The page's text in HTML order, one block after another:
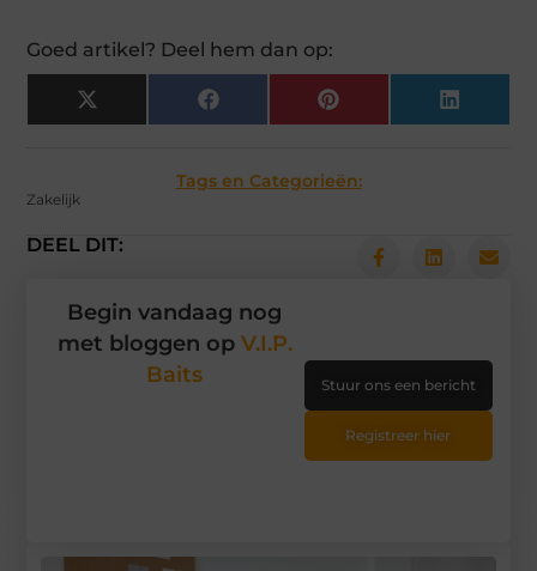
Goed artikel? Deel hem dan op:
X
(Twitter)
Facebook Pinterest LinkedIn
Tags en Categorieën:
Zakelijk
DEEL DIT:
Begin vandaag nog
met bloggen op V.I.P.
Baits
Stuur ons een bericht
Registreer hier